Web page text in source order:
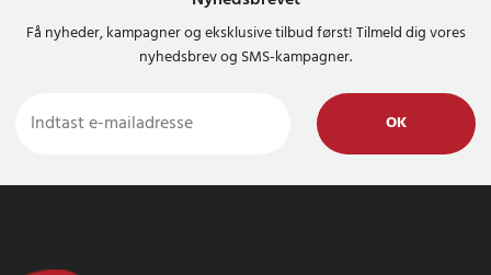
Få nyheder, kampagner og eksklusive tilbud først! Tilmeld dig vores
nyhedsbrev og SMS-kampagner.
OK